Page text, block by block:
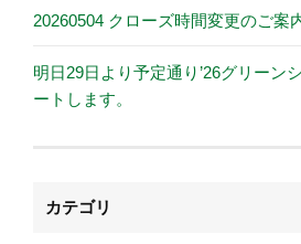
20260504 クローズ時間変更のご案
明日29日より予定通り’26グリーン
ートします。
カテゴリ